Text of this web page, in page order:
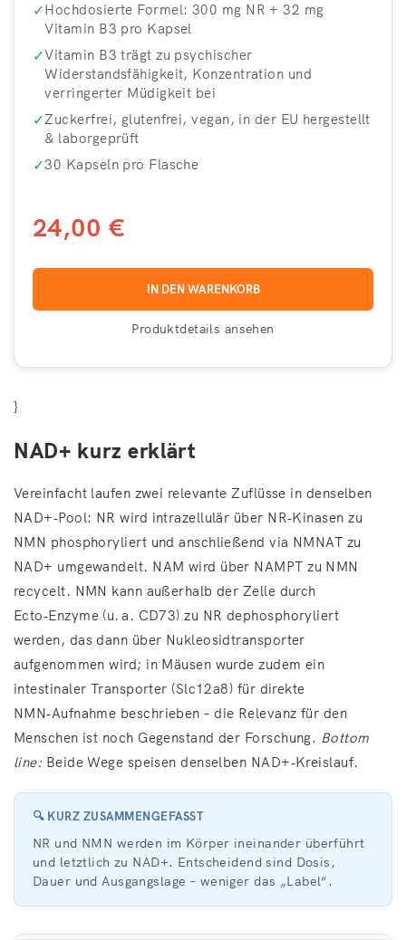
✓Hochdosierte Formel: 300 mg NR + 32 mg
Vitamin B3 pro Kapsel
✓Vitamin B3 trägt zu psychischer
Widerstandsfähigkeit, Konzentration und
verringerter Müdigkeit bei
✓Zuckerfrei, glutenfrei, vegan, in der EU hergestellt
& laborgeprüft
✓30 Kapseln pro Flasche
24,00 €
IN DEN WARENKORB
Produktdetails ansehen
}
NAD+ kurz erklärt
Vereinfacht laufen zwei relevante Zuflüsse in denselben
NAD+‑Pool: NR wird intrazellulär über NR‑Kinasen zu
NMN phosphoryliert und anschließend via NMNAT zu
NAD+ umgewandelt. NAM wird über NAMPT zu NMN
recycelt. NMN kann außerhalb der Zelle durch
Ecto‑Enzyme (u. a. CD73) zu NR dephosphoryliert
werden, das dann über Nukleosidtransporter
aufgenommen wird; in Mäusen wurde zudem ein
intestinaler Transporter (Slc12a8) für direkte
NMN‑Aufnahme beschrieben – die Relevanz für den
Menschen ist noch Gegenstand der Forschung. Bottom
line: Beide Wege speisen denselben NAD+‑Kreislauf.
🔍 KURZ ZUSAMMENGEFASST
NR und NMN werden im Körper ineinander überführt
und letztlich zu NAD+. Entscheidend sind Dosis,
Dauer und Ausgangslage – weniger das „Label“.